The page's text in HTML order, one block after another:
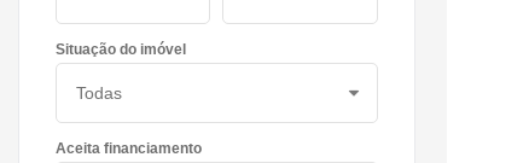
Situação do imóvel
Aceita financiamento